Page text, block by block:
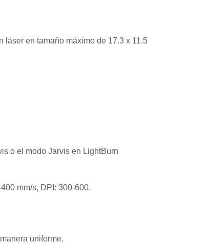
en tamaño máximo de 17.3 x 11.5
o el modo Jarvis en LightBurn
mm/s, DPI: 300-600.
uniforme.